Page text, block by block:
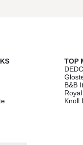
Speichen. Um ein
verschweißt.
die Stabilität und
von 50 km/h
TOP
B&B
Knoll